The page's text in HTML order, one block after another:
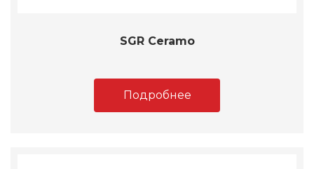
SGR Ceramo
Подробнее